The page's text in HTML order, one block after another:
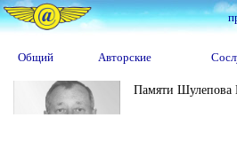
Общий Авторские
Памяти